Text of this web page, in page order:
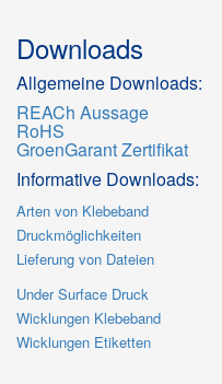
Downloads
Allgemeine Downloads:
REACh Aussage
RoHS
GroenGarant Zertifikat
Informative Downloads:
Arten von Klebeband
Druckmöglichkeiten
Lieferung von Dateien
Under Surface Druck
Wicklungen Klebeband
Wicklungen Etiketten